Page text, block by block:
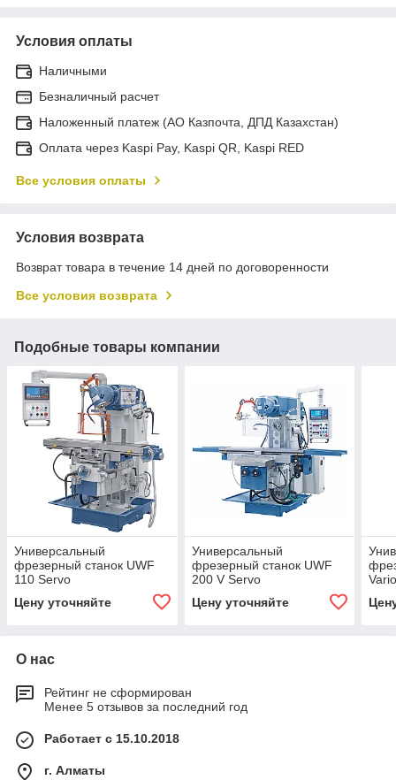
Условия оплаты
Наличными
Безналичный расчет
Наложенный платеж (АО Казпочта, ДПД Казахстан)
Оплата через Kaspi Pay, Kaspi QR, Kaspi RED
Все условия оплаты
Условия возврата
Возврат товара в течение 14 дней по договоренности
Все условия возврата
Подобные товары компании
Универсальный
фрезерный станок UWF
110 Servo
Цену уточняйте
Универсальный
фрезерный станок UWF
200 V Servo
Цену уточняйте
О нас
Рейтинг не сформирован
Менее 5 отзывов за последний год
Работает с 15.10.2018
г. Алматы